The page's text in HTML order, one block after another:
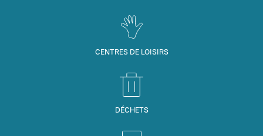
CENTRES DE LOISIRS
DÉCHETS